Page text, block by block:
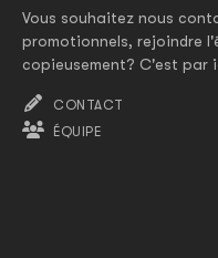
Vous souhaitez nous
promotionnels, rejoindre
copieusement? C'est par
CONTACT
ÉQUIPE